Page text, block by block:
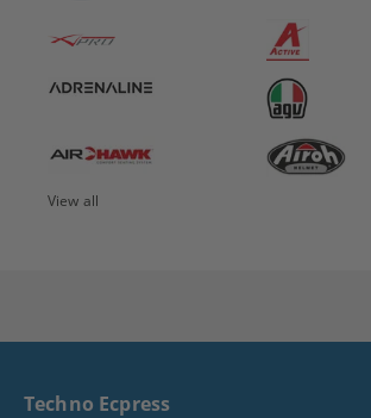
View all
Techno Ecpress